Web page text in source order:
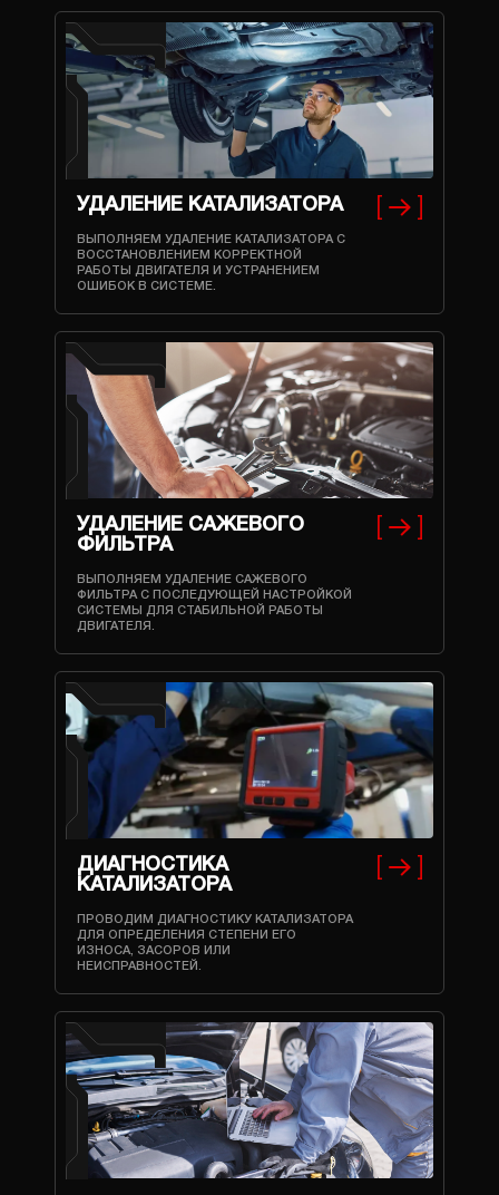
УДАЛЕНИЕ КАТАЛИЗАТОРА
ВЫПОЛНЯЕМ УДАЛЕНИЕ КАТАЛИЗАТОРА С
ВОССТАНОВЛЕНИЕМ КОРРЕКТНОЙ
РАБОТЫ ДВИГАТЕЛЯ И УСТРАНЕНИЕМ
ОШИБОК В СИСТЕМЕ.
УДАЛЕНИЕ САЖЕВОГО
ФИЛЬТРА
ВЫПОЛНЯЕМ УДАЛЕНИЕ САЖЕВОГО
ФИЛЬТРА С ПОСЛЕДУЮЩЕЙ НАСТРОЙКОЙ
СИСТЕМЫ ДЛЯ СТАБИЛЬНОЙ РАБОТЫ
ДВИГАТЕЛЯ.
ДИАГНОСТИКА
КАТАЛИЗАТОРА
ПРОВОДИМ ДИАГНОСТИКУ КАТАЛИЗАТОРА
ДЛЯ ОПРЕДЕЛЕНИЯ СТЕПЕНИ ЕГО
ИЗНОСА, ЗАСОРОВ ИЛИ
НЕИСПРАВНОСТЕЙ.